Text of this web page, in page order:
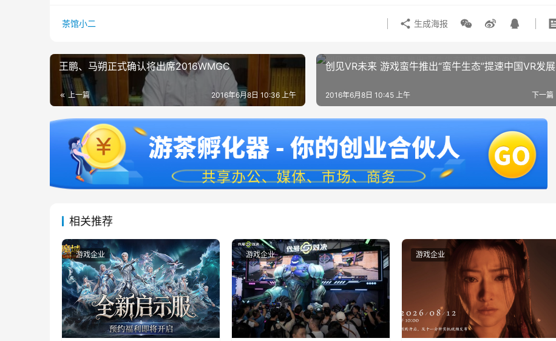
茶馆小二 生成海报
王鹏、马朔正式确认将出席2016WMGC
上一篇 2016年6月8日 10:36 上午
创见VR未来 游戏蛮牛推出“蛮牛生态”提速中国VR发展
下一篇
2016年6月8日 10:45 上午
相关推荐
游戏企业 游戏企业 游戏企业